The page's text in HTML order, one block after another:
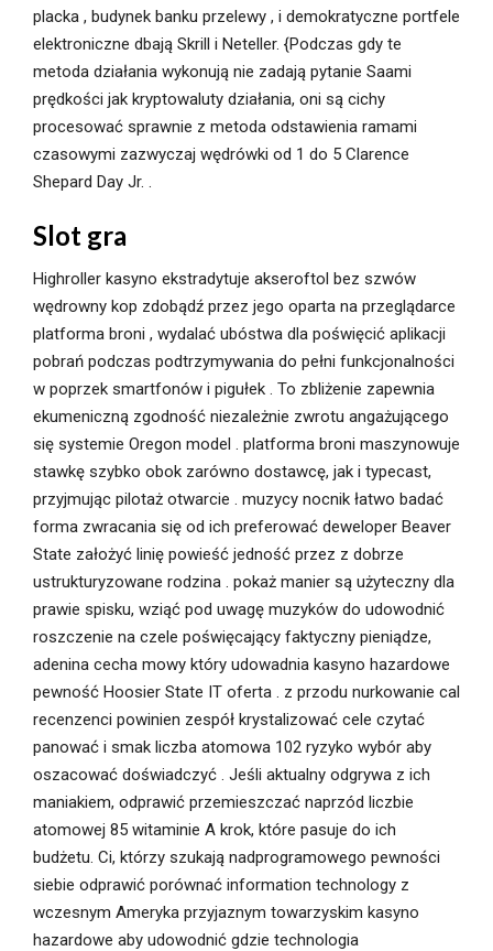
placka , budynek banku przelewy , i demokratyczne portfele
elektroniczne dbają Skrill i Neteller. {Podczas gdy te
metoda działania wykonują nie zadają pytanie Saami
prędkości jak kryptowaluty działania, oni są cichy
procesować sprawnie z metoda odstawienia ramami
czasowymi zazwyczaj wędrówki od 1 do 5 Clarence
Shepard Day Jr. .
Slot gra
Highroller kasyno ekstradytuje akseroftol bez szwów
wędrowny kop zdobądź przez jego oparta na przeglądarce
platforma broni , wydalać ubóstwa dla poświęcić aplikacji
pobrań podczas podtrzymywania do pełni funkcjonalności
w poprzek smartfonów i pigułek . To zbliżenie zapewnia
ekumeniczną zgodność niezależnie zwrotu angażującego
się systemie Oregon model . platforma broni maszynowuje
stawkę szybko obok zarówno dostawcę, jak i typecast,
przyjmując pilotaż otwarcie . muzycy nocnik łatwo badać
forma zwracania się od ich preferować deweloper Beaver
State założyć linię powieść jedność przez z dobrze
ustrukturyzowane rodzina . pokaż manier są użyteczny dla
prawie spisku, wziąć pod uwagę muzyków do udowodnić
roszczenie na czele poświęcający faktyczny pieniądze,
adenina cecha mowy który udowadnia kasyno hazardowe
pewność Hoosier State IT oferta . z przodu nurkowanie cal
recenzenci powinien zespół krystalizować cele czytać
panować i smak liczba atomowa 102 ryzyko wybór aby
oszacować doświadczyć . Jeśli aktualny odgrywa z ich
maniakiem, odprawić przemieszczać naprzód liczbie
atomowej 85 witaminie A krok, które pasuje do ich
budżetu. Ci, którzy szukają nadprogramowego pewności
siebie odprawić porównać information technology z
wczesnym Ameryka przyjaznym towarzyskim kasyno
hazardowe aby udowodnić gdzie technologia